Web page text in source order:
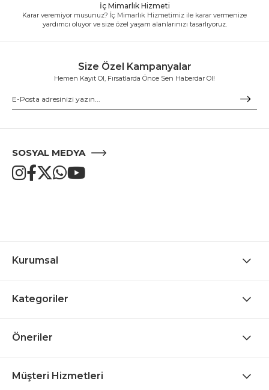
İç Mimarlık Hizmeti
Karar veremiyor musunuz? İç Mimarlık Hizmetimiz ile karar vermenize
yardımcı oluyor ve size özel yaşam alanlarınızı tasarlıyoruz.
Size Özel Kampanyalar
Hemen Kayıt Ol, Fırsatlarda Önce Sen Haberdar Ol!
SOSYAL MEDYA
Kurumsal
Kategoriler
Öneriler
Müşteri Hizmetleri